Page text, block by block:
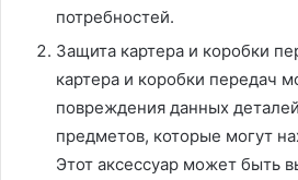
потребностей.
Защита картера и коробки
картера и коробки передач
повреждения данных
предметов, которые могут
Этот аксессуар может быть